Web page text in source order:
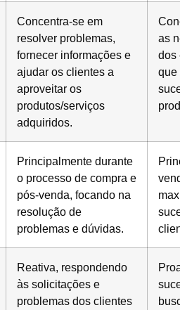
Concentra-se em
resolver problemas,
fornecer informações e
ajudar os clientes a
aproveitar os
produtos/serviços
adquiridos.
as
dos
que
Principalmente durante
o processo de compra e
pós-venda, focando na
resolução de
problemas e dúvidas.
Reativa, respondendo
às solicitações e
problemas dos clientes